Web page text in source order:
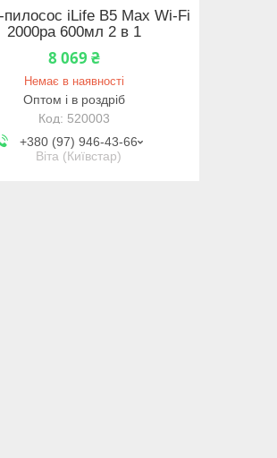
пилосос iLife B5 Max Wi-Fi
2000pa 600мл 2 в 1
8 069 ₴
Немає в наявності
Оптом і в роздріб
520003
+380 (97) 946-43-66
Віта (Київстар)